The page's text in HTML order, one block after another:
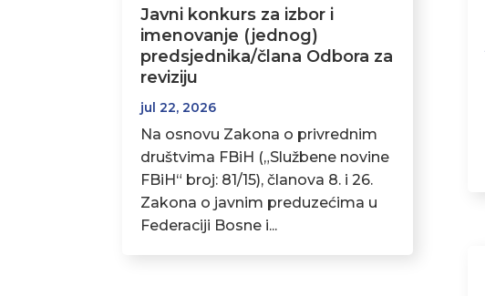
Javni konkurs za izbor i
imenovanje (jednog)
predsjednika/člana Odbora za
reviziju
jul 22, 2026
Na osnovu Zakona o privrednim
društvima FBiH („Službene novine
FBiH“ broj: 81/15), članova 8. i 26.
Zakona o javnim preduzećima u
Federaciji Bosne i...